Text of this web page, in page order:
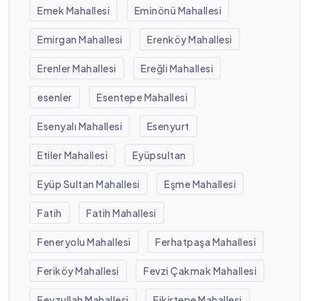
Emek Mahallesi Eminönü Mahallesi
Emirgan Mahallesi Erenköy Mahallesi
Erenler Mahallesi Ereğli Mahallesi
esenler Esentepe Mahallesi
Esenyalı Mahallesi Esenyurt
Etiler Mahallesi Eyüpsultan
Eyüp Sultan Mahallesi Eşme Mahallesi
Fatih Fatih Mahallesi
Feneryolu Mahallesi Ferhatpaşa Mahallesi
Feriköy Mahallesi Fevzi Çakmak Mahallesi